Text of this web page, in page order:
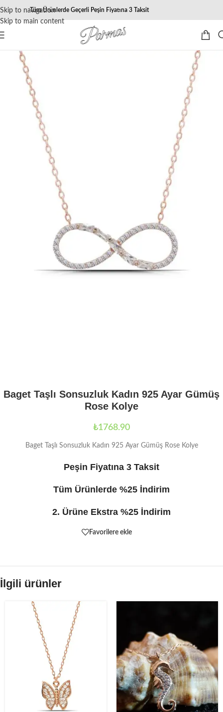
Skip to navigation
Skip to main content
Tüm Ürünlerde Geçerli Peşin Fiyatına 3 Taksit
Baget Taşlı Sonsuzluk Kadın 925 Ayar Gümüş
Rose Kolye
₺1768.90
Baget Taşlı Sonsuzluk Kadın 925 Ayar Gümüş Rose Kolye
Peşin Fiyatına 3 Taksit
Tüm Ürünlerde %25 İndirim
2. Ürüne Ekstra %25 İndirim
Favorilere ekle
İlgili ürünler